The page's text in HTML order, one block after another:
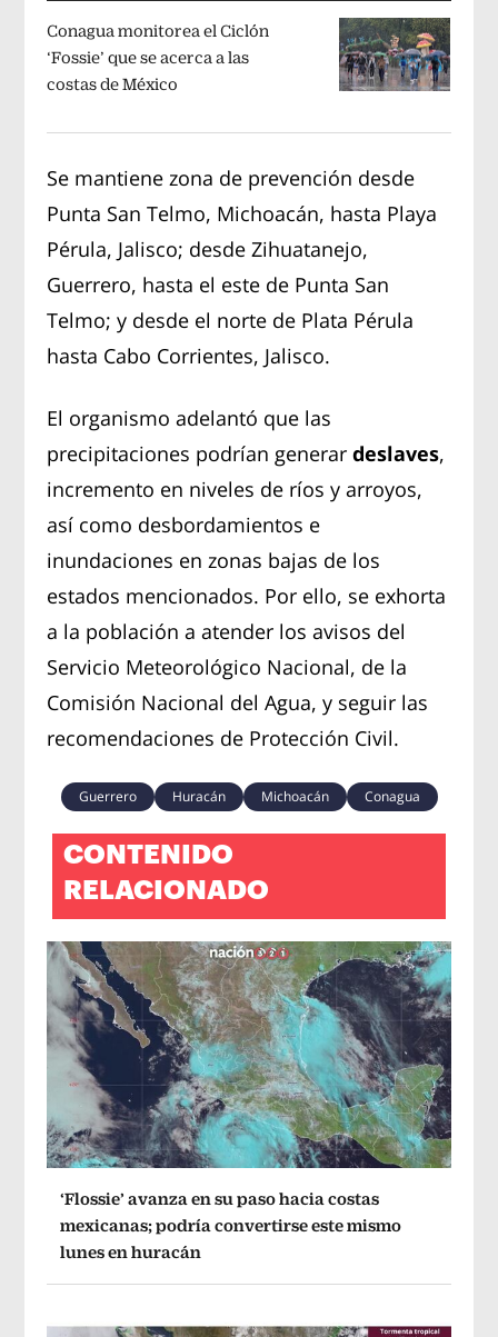
Conagua monitorea el Ciclón
‘Fossie’ que se acerca a las
costas de México
Se mantiene zona de prevención desde
Punta San Telmo, Michoacán, hasta Playa
Pérula, Jalisco; desde Zihuatanejo,
Guerrero, hasta el este de Punta San
Telmo; y desde el norte de Plata Pérula
hasta Cabo Corrientes, Jalisco.
El organismo adelantó que las
precipitaciones podrían generardeslaves,
incremento en niveles de ríos y arroyos,
así como desbordamientos e
inundaciones en zonas bajas de los
estados mencionados. Por ello, se exhorta
a la población a atender los avisos del
Servicio Meteorológico Nacional, de la
Comisión Nacional del Agua, y seguir las
recomendaciones de Protección Civil.
Guerrero Huracán Michoacán Conagua
CONTENIDO
RELACIONADO
‘Flossie’ avanza en su paso hacia costas
mexicanas; podría convertirse este mismo
lunes en huracán